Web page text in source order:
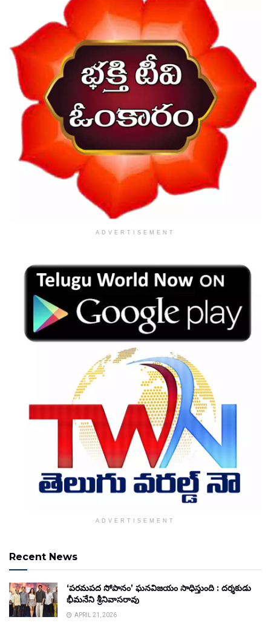
ADVERTISEMENT
ADVERTISEMENT
Recent News
‘పరమపద సోపానం’ ఘనవిజయం సాధిస్తుంది : దర్శకుడు
భీమనేని శ్రీనివాసరావు
APRIL 21, 2026